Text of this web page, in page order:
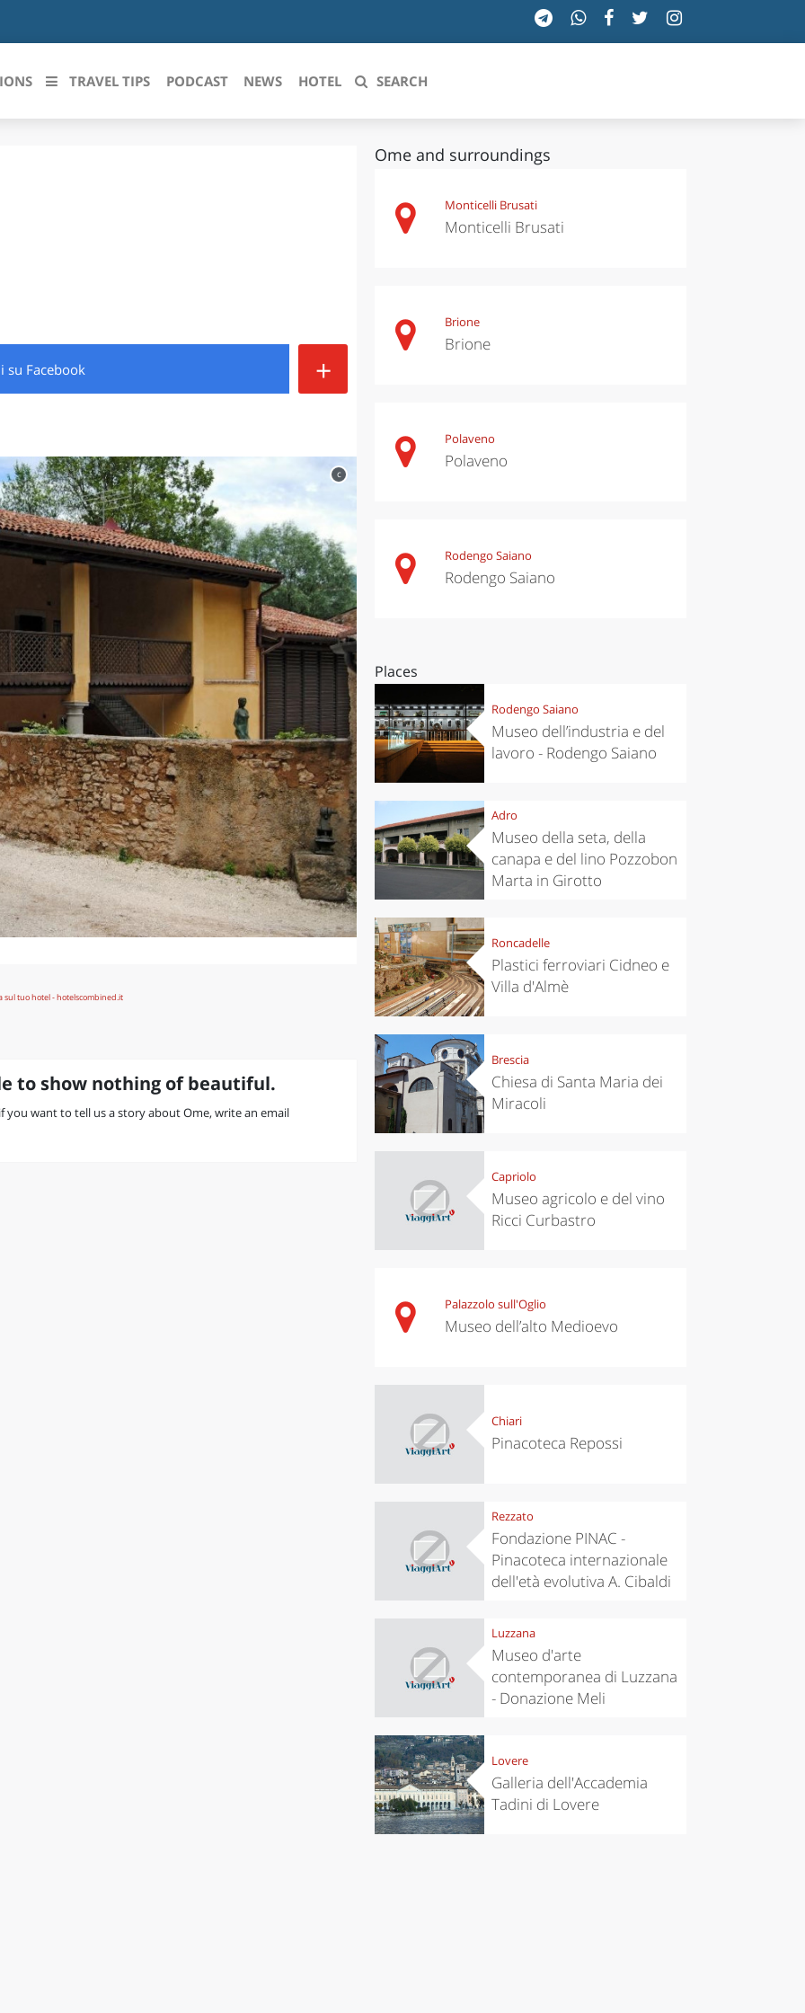
ROMAGNA PIEMONTE
TOSCANA
VALLE D'AOSTA
TRAVEL TIPS PODCAST NEWS HOTEL SEARCH
su Facebook +
c
to show nothing of beautiful.
you want to tell us a story about Ome, write an email
Ome and surroundings
Monticelli Brusati
Monticelli Brusati
Brione
Brione
Polaveno
Polaveno
Rodengo Saiano
Rodengo Saiano
Places
Rodengo Saiano
Museo dell’industria e del
lavoro - Rodengo Saiano
Adro
Museo della seta, della
canapa e del lino Pozzobon
Marta in Girotto
Roncadelle
Plastici ferroviari Cidneo e
Villa d'Almè
Brescia
Chiesa di Santa Maria dei
Miracoli
Capriolo
Museo agricolo e del vino
Ricci Curbastro
Palazzolo sull'Oglio
Museo dell’alto Medioevo
Chiari
Pinacoteca Repossi
Rezzato
Fondazione PINAC -
Pinacoteca internazionale
dell'età evolutiva A. Cibaldi
Luzzana
Museo d'arte
contemporanea di Luzzana
- Donazione Meli
Lovere
Galleria dell'Accademia
Tadini di Lovere